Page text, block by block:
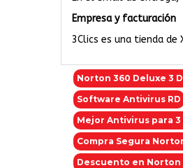
Empresa y facturación
3Clics es una tienda
Norton 360 Deluxe 3
Software Antivirus RD
Mejor Antivirus para 3
Compra Segura
Descuento en Norton